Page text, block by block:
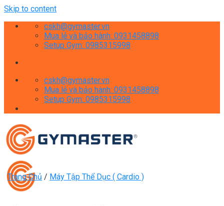
Skip to content
cskh@gymaster.vn
Mua lẻ và bảo hành: 0931458898
Setup Gym: 0985315998
cskh@gymaster.vn
Mua lẻ và bảo hành: 0931458898
Setup Gym: 0985315998
Trang Chủ / Máy Tập Thể Dục ( Cardio )